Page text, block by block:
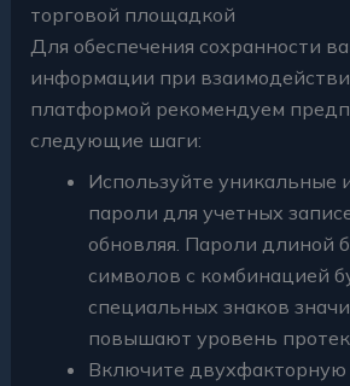
торговой площадкой
Для обеспечения сохранности
информации при
платформой рекомендуем
следующие шаги:
Используйте уникальные
пароли для учетных
обновляя. Пароли длиной
символов с комбинацией
специальных знаков
повышают уровень
Включите двухфакторную